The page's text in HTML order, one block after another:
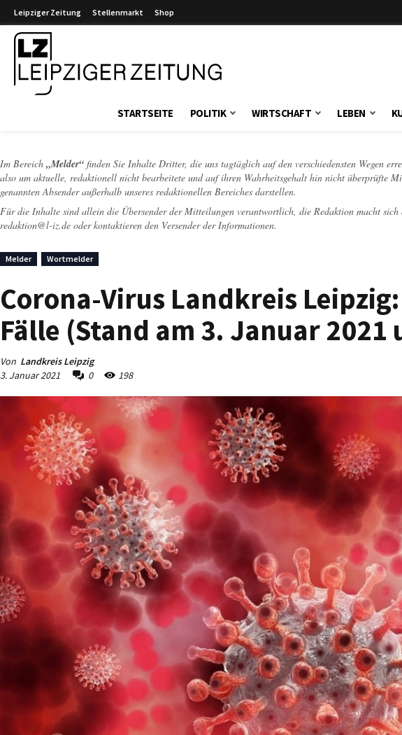
Leipziger Zeitung Stellenmarkt Shop
STARTSEITE POLITIK WIRTSCHAFT LEBEN
Im Bereich „Melder“ finden Sie Inhalte Dritter, die uns tagtäglich auf den verschiedensten Wegen
also um aktuelle, redaktionell nicht bearbeitete und auf ihren Wahrheitsgehalt hin nicht überprüfte
genannten Absender außerhalb unseres redaktionellen Bereiches darstellen.
Für die Inhalte sind allein die Übersender der Mitteilungen verantwortlich, die Redaktion macht sich
redaktion@l-iz.de oder kontaktieren den Versender der Informationen.
Melder Wortmelder
Corona-Virus Landkreis
Fälle (Stand am 3. Januar 2021
Von Landkreis Leipzig
3. Januar 2021
0 198